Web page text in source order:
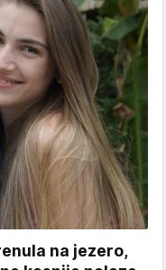
na jezero,